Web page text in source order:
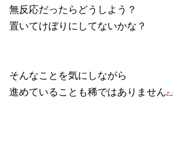
無反応だったらどうしよう？
置いてけぼりにしてないかな？
そんなことを気にしながら
進めていることも稀ではありません